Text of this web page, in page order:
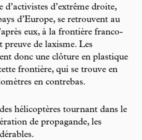
d’activistes d’extrême droite,
d’Europe, se retrouvent au
eux, à la frontière franco-
preuve de laxisme. Les
donc une clôture en plastique
frontière, qui se trouve en
en contrebas.
hélicoptères tournant dans le
de propagande, les